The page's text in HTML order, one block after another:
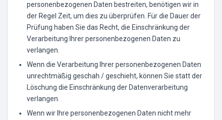
personenbezogenen Daten bestreiten, benötigen wir in
der Regel Zeit, um dies zu überprüfen. Für die Dauer der
Prüfung haben Sie das Recht, die Einschränkung der
Verarbeitung Ihrer personenbezogenen Daten zu
verlangen.
Wenn die Verarbeitung Ihrer personenbezogenen Daten
unrechtmäßig geschah / geschieht, können Sie statt der
Löschung die Einschränkung der Datenverarbeitung
verlangen.
Wenn wir Ihre personenbezogenen Daten nicht mehr